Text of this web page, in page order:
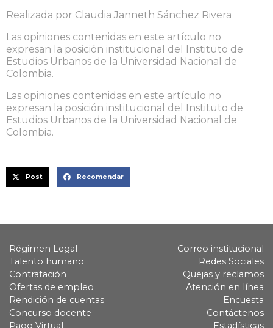
Realizada por Claudia Janneth Sánchez Rivera
Las opiniones contenidas en este artículo no
expresan la posición institucional del Instituto de
Estudios Urbanos de la Universidad Nacional de
Colombia.
Las opiniones contenidas en este artículo no
expresan la posición institucional del Instituto de
Estudios Urbanos de la Universidad Nacional de
Colombia.
Post Recomendar
Régimen Legal
Talento humano
Contratación
Ofertas de empleo
Rendición de cuentas
Concurso docente
Pago Virtual
Correo institucional
Redes Sociales
Quejas y reclamos
Atención en línea
Encuesta
Contáctenos
Estadísticas